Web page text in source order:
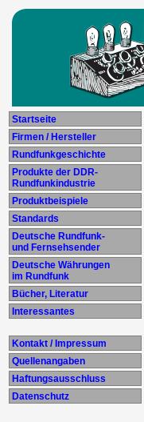
Startseite
Firmen / Hersteller
Rundfunkgeschichte
Produkte der DDR-
Rundfunkindustrie
Produktbeispiele
Standards
Deutsche Rundfunk-
und Fernsehsender
Deutsche Währungen
im Rundfunk
Bücher, Literatur
Interessantes
Kontakt / Impressum
Quellenangaben
Haftungsausschluss
Datenschutz